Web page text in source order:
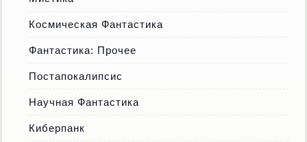
Космическая Фантастика
Фантастика: Прочее
Постапокалипсис
Научная Фантастика
Киберпанк